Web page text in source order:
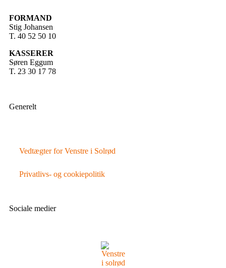
FORMAND
Stig Johansen
T. 40 52 50 10
KASSERER
Søren Eggum
T. 23 30 17 78
Generelt
Vedtægter for Venstre i Solrød
Privatlivs- og cookiepolitik
Sociale medier